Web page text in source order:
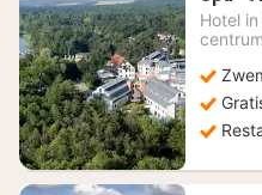
Hotel in
centrum